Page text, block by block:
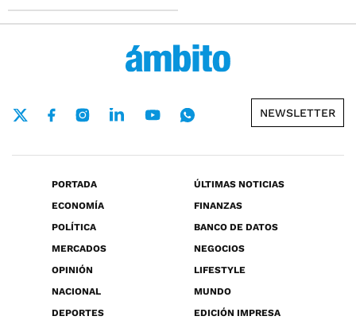
NEWSLETTER
PORTADA
ÚLTIMAS NOTICIAS
ECONOMÍA
FINANZAS
POLÍTICA
BANCO DE DATOS
MERCADOS
NEGOCIOS
OPINIÓN
LIFESTYLE
NACIONAL
MUNDO
DEPORTES
EDICIÓN IMPRESA